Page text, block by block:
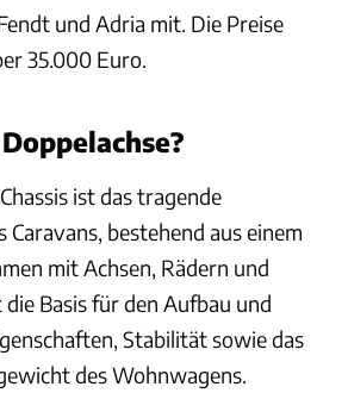
und Adria mit. Die Preise
35.000 Euro.
ist das tragende
Caravans, bestehend aus einem
mit Achsen, Rädern und
die Basis für den Aufbau und
Stabilität sowie das
des Wohnwagens.